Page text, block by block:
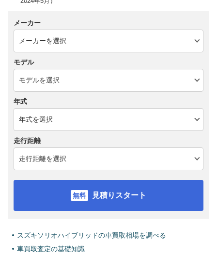
メーカー
モデル
年式
走行距離
見積りスタート
スズキソリオハイブリッドの車買取相場を調べる
車買取査定の基礎知識